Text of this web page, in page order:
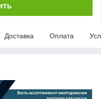
Доставка Оплата